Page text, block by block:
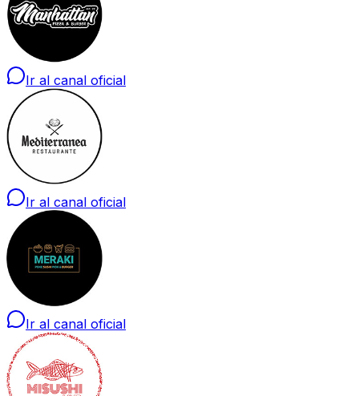
Ir al canal oficial
Ir al canal oficial
Ir al canal oficial